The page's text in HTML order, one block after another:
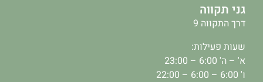
גני תקווה
דרך התקווה 9
שעות פעילות:
א' – ה' 6:00 – 23:00
ו' 6:00 – 6:00 – 22:00